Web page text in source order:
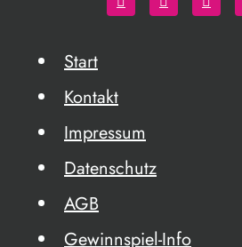
Start
Kontakt
Impressum
Datenschutz
AGB
Gewinnspiel-Info